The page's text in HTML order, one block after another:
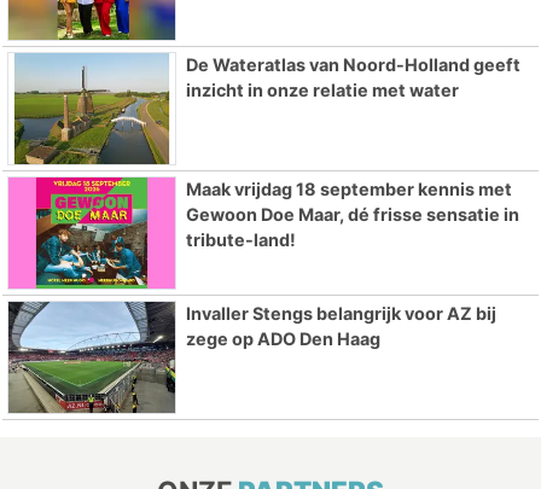
De Wateratlas van Noord-Holland geeft
inzicht in onze relatie met water
Maak vrijdag 18 september kennis met
Gewoon Doe Maar, dé frisse sensatie in
tribute-land!
Invaller Stengs belangrijk voor AZ bij
zege op ADO Den Haag